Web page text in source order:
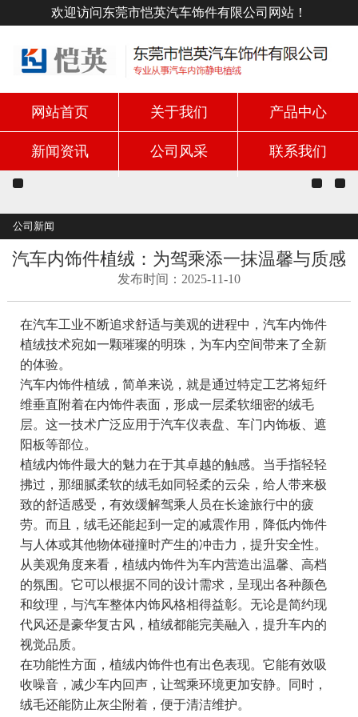
欢迎访问东莞市恺英汽车饰件有限公司网站！
网站首页 关于我们 产品中心
新闻资讯 公司风采 联系我们
公司新闻
汽车内饰件植绒：为驾乘添一抹温馨与质感
发布时间：2025-11-10
在汽车工业不断追求舒适与美观的进程中，汽车内饰件
植绒技术宛如一颗璀璨的明珠，为车内空间带来了全新
的体验。
汽车内饰件植绒，简单来说，就是通过特定工艺将短纤
维垂直附着在内饰件表面，形成一层柔软细密的绒毛
层。这一技术广泛应用于汽车仪表盘、车门内饰板、遮
阳板等部位。
植绒内饰件最大的魅力在于其卓越的触感。当手指轻轻
拂过，那细腻柔软的绒毛如同轻柔的云朵，给人带来极
致的舒适感受，有效缓解驾乘人员在长途旅行中的疲
劳。而且，绒毛还能起到一定的减震作用，降低内饰件
与人体或其他物体碰撞时产生的冲击力，提升安全性。
从美观角度来看，植绒内饰件为车内营造出温馨、高档
的氛围。它可以根据不同的设计需求，呈现出各种颜色
和纹理，与汽车整体内饰风格相得益彰。无论是简约现
代风还是豪华复古风，植绒都能完美融入，提升车内的
视觉品质。
在功能性方面，植绒内饰件也有出色表现。它能有效吸
收噪音，减少车内回声，让驾乘环境更加安静。同时，
绒毛还能防止灰尘附着，便于清洁维护。